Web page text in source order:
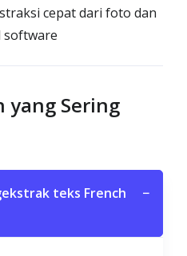
cepat dari foto dan
software
yang Sering
teks French
−